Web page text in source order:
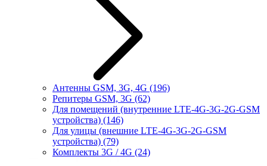
Антенны GSM, 3G, 4G (196)
Репитеры GSM, 3G (62)
Для помещений (внутренние LTE-4G-3G-2G-GSM
устройства) (146)
Для улицы (внешние LTE-4G-3G-2G-GSM
устройства) (79)
Комплекты 3G / 4G (24)